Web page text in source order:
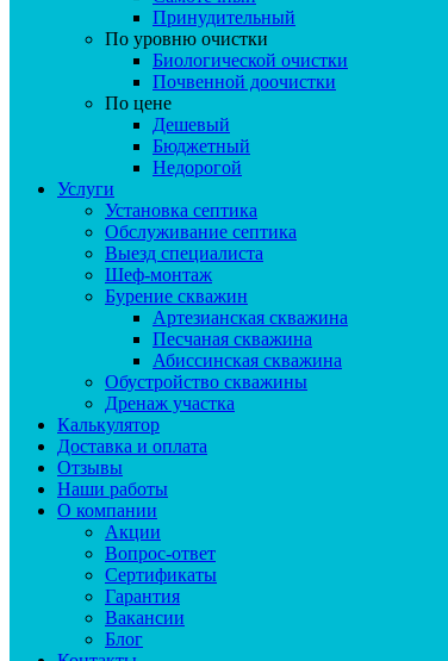
Принудительный
По уровню очистки
Биологической очистки
Почвенной доочистки
По цене
Дешевый
Бюджетный
Недорогой
Услуги
Установка септика
Обслуживание септика
Выезд специалиста
Шеф-монтаж
Бурение скважин
Артезианская скважина
Песчаная скважина
Абиссинская скважина
Обустройство скважины
Дренаж участка
Калькулятор
Доставка и оплата
Отзывы
Наши работы
О компании
Акции
Вопрос-ответ
Сертификаты
Гарантия
Вакансии
Блог